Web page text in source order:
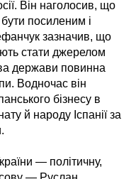
Він наголосив, що
посиленим і
зазначив, що
стати джерелом
держави повинна
Водночас він
бізнесу в
й народу Іспанії за
— політичну,